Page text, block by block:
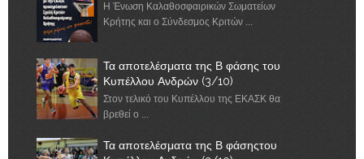
Η Ένωση Καλαθοσφαιρικών Σωματείων
Κρήτης και ο Σύνδεσμος Κριτών ...
Τα αποτελέσματα της Β φάσης του
Κυπέλλου Ανδρών (3/10)
Στον τελικό του Κυπέλλου της ΕΚΑΣΚ θα
βρεθεί ο ...
Τα αποτελέσματα της Β φάσηςτου